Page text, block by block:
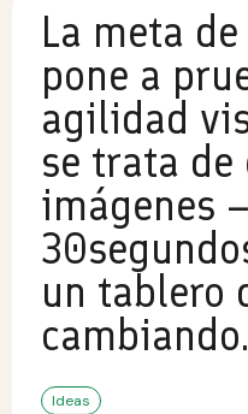
La meta
pone a
agilidad
se trata
imágenes
un tablero
cambiando.
Ideas